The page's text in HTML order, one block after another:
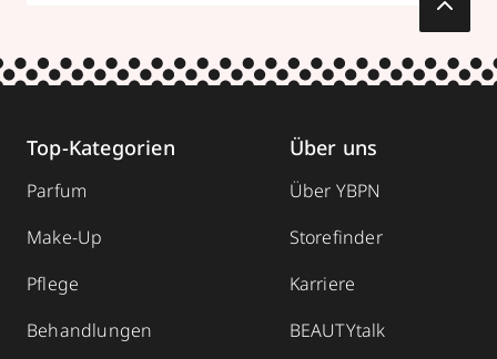
Top-Kategorien
Parfum
Make-Up
Pflege
Behandlungen
Über uns
Über YBPN
Storefinder
Karriere
BEAUTYtalk